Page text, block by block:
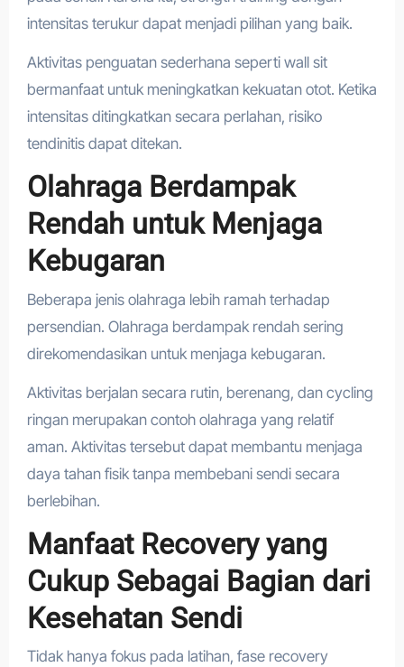
intensitas terukur dapat menjadi pilihan yang baik.
Aktivitas penguatan sederhana seperti wall sit
bermanfaat untuk meningkatkan kekuatan otot. Ketika
intensitas ditingkatkan secara perlahan, risiko
tendinitis dapat ditekan.
Olahraga Berdampak
Rendah untuk Menjaga
Kebugaran
Beberapa jenis olahraga lebih ramah terhadap
persendian. Olahraga berdampak rendah sering
direkomendasikan untuk menjaga kebugaran.
Aktivitas berjalan secara rutin, berenang, dan cycling
ringan merupakan contoh olahraga yang relatif
aman. Aktivitas tersebut dapat membantu menjaga
daya tahan fisik tanpa membebani sendi secara
berlebihan.
Manfaat Recovery yang
Cukup Sebagai Bagian dari
Kesehatan Sendi
Tidak hanya fokus pada latihan, fase recovery